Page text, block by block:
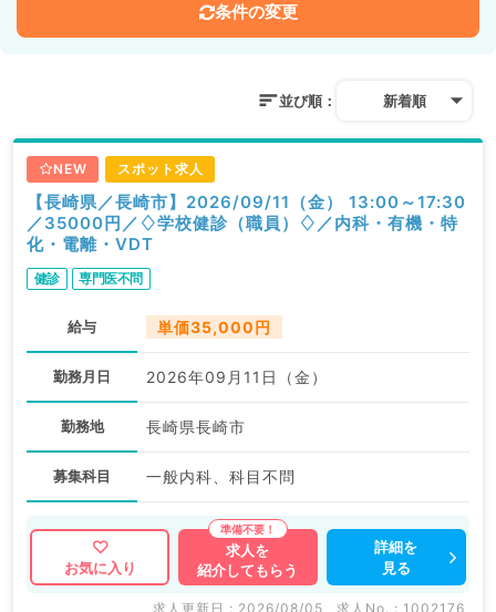
条件の変更
並び順： 新着順
NEW スポット求人
【長崎県／長崎市】2026/09/11（金） 13:00～17:30
／35000円／♢学校健診（職員）♢／内科・有機・特
化・電離・VDT
健診 専門医不問
給与 単価35,000円
勤務月日 2026年09月11日（金）
勤務地 長崎県長崎市
募集科目 一般内科、科目不問
お気に入り
求人を
紹介してもらう
詳細を
見る
求人更新日 : 2026/08/05 求人No. : 1002176